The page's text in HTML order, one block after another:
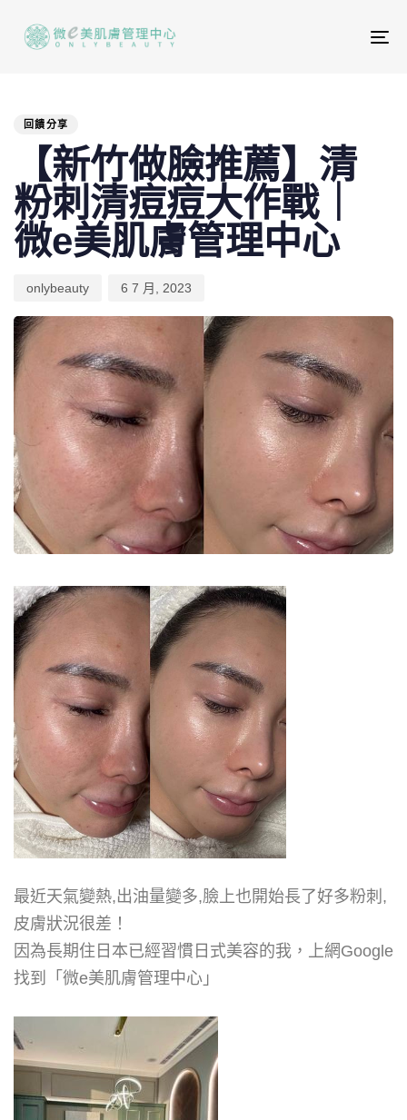
回饋分享
【新竹做臉推薦】清
粉刺清痘痘大作戰｜
微e美肌膚管理中心
onlybeauty 6 7 月, 2023
最近天氣變熱,出油量變多,臉上也開始長了好多粉刺,
皮膚狀況很差！
因為長期住日本已經習慣日式美容的我，上網Google
找到「微e美肌膚管理中心」